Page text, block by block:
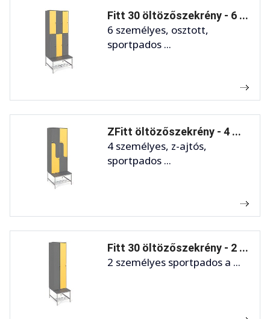
Fitt 30 öltözőszekrény - 6 ...
6 személyes, osztott,
sportpados ...
ZFitt öltözőszekrény - 4 ...
4 személyes, z-ajtós,
sportpados ...
Fitt 30 öltözőszekrény - 2 ...
2 személyes sportpados a ...